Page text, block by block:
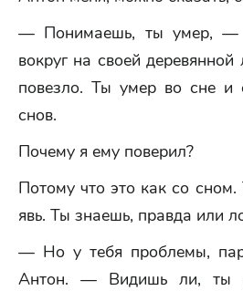
— Понимаешь, ты умер, —
вокруг на своей
повезло. Ты умер во сне и
снов.
Почему я ему поверил?
Потому что это как со
явь. Ты знаешь, правда или
— Но у тебя проблемы,
Антон. — Видишь ли, ты